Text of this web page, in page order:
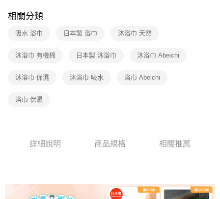
2.基於同意付款使用「大哥付你分期」之契約關係目的，商店將以您的個人
資料（包含姓名、電話或地址）提供予台灣大哥大進項蒐集、處理及利用，
3.完整用戶服務條款，請詳閱以下連結：
https://oppay.tw/userRule
相關分類
吸水 浴巾 日本製 浴巾 沐浴巾 天然
沐浴巾 有機棉 日本製 沐浴巾 沐浴巾 Abeichi
沐浴巾 保濕 沐浴巾 吸水 浴巾 Abeichi
浴巾 保濕
詳細說明 商品規格 相關推薦